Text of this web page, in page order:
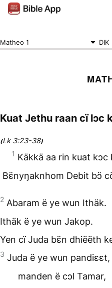
Matheo 1 DIK
Kuat Jethu raan cï lɔc
(Lk 3:23-38)
1 Käkkä aa rin kuat
Bɛ̈nyŋaknhom Debit bɔ̈
2 Abaram ë ye wun Ithäk.
Ithäk ë ye wun Jakop.
Yen cï Juda bɛ̈n dhiëëth
3 Juda ë ye wun
manden ë cɔl Tamar,